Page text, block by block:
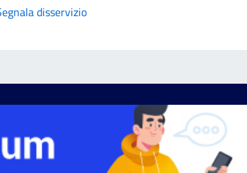
disservizio